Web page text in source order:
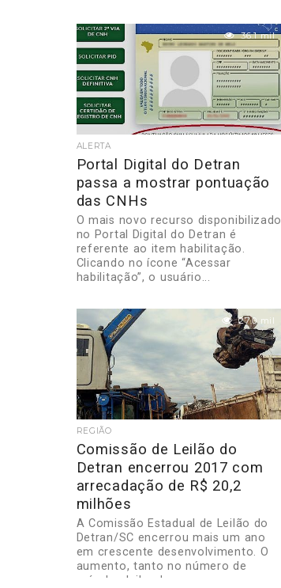
36.1 mil
ALERTA
Portal Digital do Detran
passa a mostrar pontuação
das CNHs
O mais novo recurso disponibilizado
no Portal Digital do Detran é
referente ao item habilitação.
Clicando no ícone “Acessar
habilitação”, o usuário...
27.0 mil
REGIÃO
Comissão de Leilão do
Detran encerrou 2017 com
arrecadação de R$ 20,2
milhões
A Comissão Estadual de Leilão do
Detran/SC encerrou mais um ano
em crescente desenvolvimento. O
aumento, tanto no número de
veículos leiloados,...